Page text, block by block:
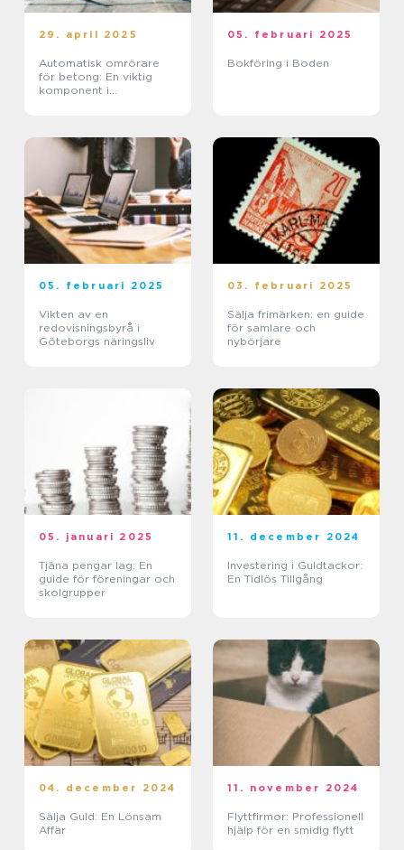
29. april 2025
Automatisk omrörare
för betong: En viktig
komponent i
05. februari 2025
Bokföring i Boden
05. februari 2025
Vikten av en
redovisningsbyrå i
Göteborgs näringsliv
03. februari 2025
Sälja frimärken: en guide
för samlare och
nybörjare
05. januari 2025
Tjäna pengar lag: En
guide för föreningar och
skolgrupper
11. december 2024
Investering i Guldtackor:
En Tidlös Tillgång
04. december 2024
Sälja Guld: En Lönsam
Affär
11. november 2024
Flyttfirmor: Professionell
hjälp för en smidig flytt